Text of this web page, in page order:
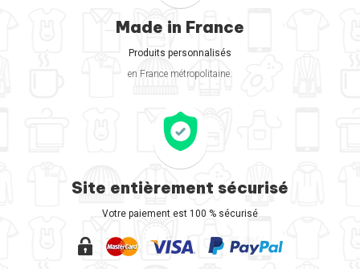
Made in France
Produits personnalisés
en France métropolitaine.
Site entièrement sécurisé
Votre paiement est 100 % sécurisé